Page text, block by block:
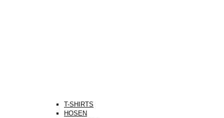
T-SHIRTS
HOSEN